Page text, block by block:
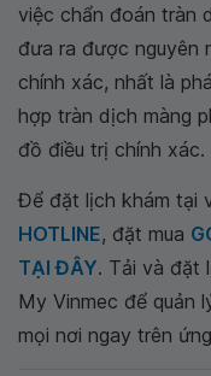
việc chẩn đoán tràn
đưa ra được nguyên
chính xác, nhất là
hợp tràn dịch màng
đồ điều trị chính xác.
Để đặt lịch khám tại
HOTLINE, đặt mua
TẠI ĐÂY. Tải và đặt
My Vinmec để quản
mọi nơi ngay trên